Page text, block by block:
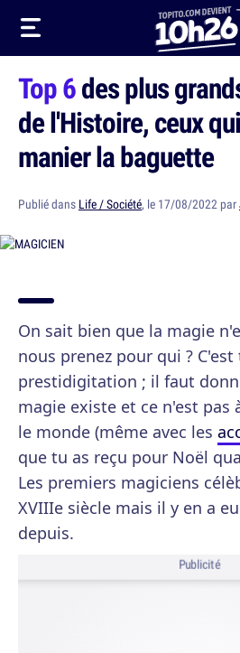
Top 6des plus
de l'Histoire, ceux
manier la baguette
Publié dans Life / Société, le 17/08/2022 par
On sait bien que la magie
nous prenez pour qui ?
prestidigitation ; il faut
magie existe et ce n'est pas
le monde (même avec les
que tu as reçu pour Noël
Les premiers magiciens
XVIIIe siècle mais il y en a
depuis.
Publicité